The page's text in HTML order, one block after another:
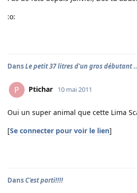
:o:
DansLe petit 37 litres d'un gros débutant
P Ptichar 10 mai 2011
Oui un super animal que cette Lima
[Se connecter pour voir le lien]
DansC'est parti!!!!